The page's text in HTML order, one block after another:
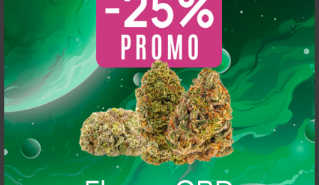
PRODUITS CBD
Fleurs CBD
Pollen & Résine CBD
Huiles CBD
Concentré CBD
E-liquide CBD
ESPACE CLIENT